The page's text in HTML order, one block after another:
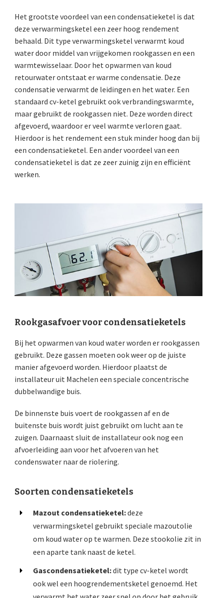
Het grootste voordeel van een condensatieketel is dat
deze verwarmingsketel een zeer hoog rendement
behaald. Dit type verwarmingsketel verwarmt koud
water door middel van vrijgekomen rookgassen en een
warmtewisselaar. Door het opwarmen van koud
retourwater ontstaat er warme condensatie. Deze
condensatie verwarmt de leidingen en het water. Een
standaard cv-ketel gebruikt ook verbrandingswarmte,
maar gebruikt de rookgassen niet. Deze worden direct
afgevoerd, waardoor er veel warmte verloren gaat.
Hierdoor is het rendement een stuk minder hoog dan bij
een condensatieketel. Een ander voordeel van een
condensatieketel is dat ze zeer zuinig zijn en efficiënt
werken.
Rookgasafvoer voor condensatieketels
Bij het opwarmen van koud water worden er rookgassen
gebruikt. Deze gassen moeten ook weer op de juiste
manier afgevoerd worden. Hierdoor plaatst de
installateur uit Machelen een speciale concentrische
dubbelwandige buis.
De binnenste buis voert de rookgassen af en de
buitenste buis wordt juist gebruikt om lucht aan te
zuigen. Daarnaast sluit de installateur ook nog een
afvoerleiding aan voor het afvoeren van het
condenswater naar de riolering.
Soorten condensatieketels
Mazout condensatieketel:deze
verwarmingsketel gebruikt speciale mazoutolie
om koud water op te warmen. Deze stookolie zit in
een aparte tank naast de ketel.
Gascondensatieketel:dit type cv-ketel wordt
ook wel een hoogrendementsketel genoemd. Het